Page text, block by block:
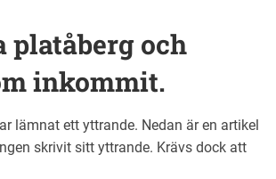
platåberg och
inkommit.
lämnat ett yttrande. Nedan är en artikel
skrivit sitt yttrande. Krävs dock att